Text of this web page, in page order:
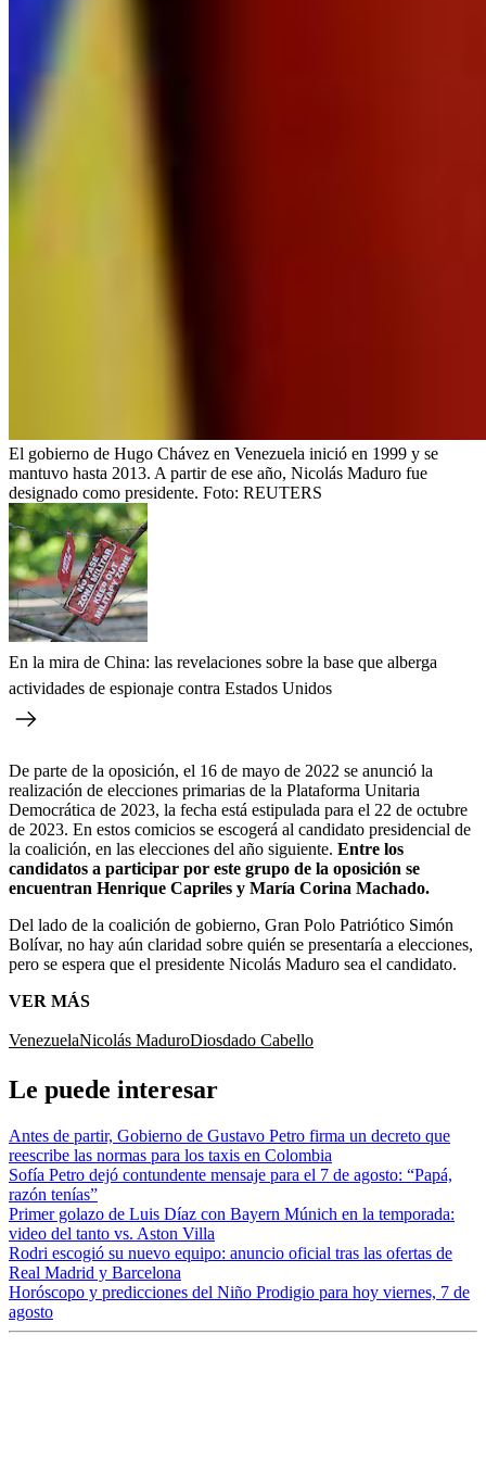
El gobierno de Hugo Chávez en Venezuela inició en 1999 y se
mantuvo hasta 2013. A partir de ese año, Nicolás Maduro fue
designado como presidente. Foto: REUTERS
En la mira de China: las revelaciones sobre la base que alberga
actividades de espionaje contra Estados Unidos
De parte de la oposición, el 16 de mayo de 2022 se anunció la
realización de elecciones primarias de la Plataforma Unitaria
Democrática de 2023, la fecha está estipulada para el 22 de octubre
de 2023. En estos comicios se escogerá al candidato presidencial de
la coalición, en las elecciones del año siguiente. Entre los
candidatos a participar por este grupo de la oposición se
encuentran Henrique Capriles y María Corina Machado.
Del lado de la coalición de gobierno, Gran Polo Patriótico Simón
Bolívar, no hay aún claridad sobre quién se presentaría a elecciones,
pero se espera que el presidente Nicolás Maduro sea el candidato.
VER MÁS
VenezuelaNicolás MaduroDiosdado Cabello
Le puede interesar
Antes de partir, Gobierno de Gustavo Petro firma un decreto que
reescribe las normas para los taxis en Colombia
Sofía Petro dejó contundente mensaje para el 7 de agosto: “Papá,
razón tenías”
Primer golazo de Luis Díaz con Bayern Múnich en la temporada:
video del tanto vs. Aston Villa
Rodri escogió su nuevo equipo: anuncio oficial tras las ofertas de
Real Madrid y Barcelona
Horóscopo y predicciones del Niño Prodigio para hoy viernes, 7 de
agosto